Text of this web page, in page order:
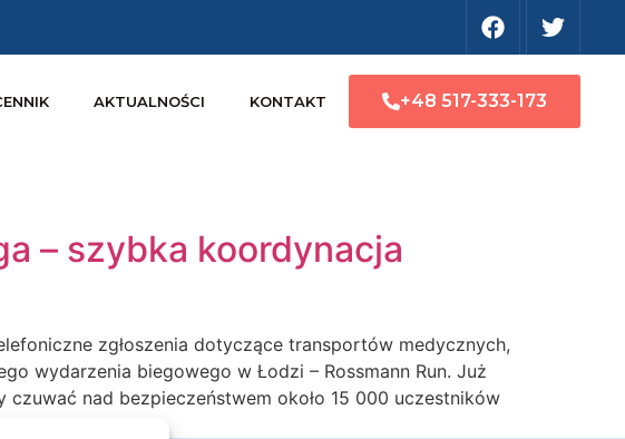
AKTUALNOŚCI KONTAKT +48 517-333-173
– szybka koordynacja
zgłoszenia dotyczące transportów medycznych,
wydarzenia biegowego w Łodzi – Rossmann Run. Już
nad bezpieczeństwem około 15 000 uczestników